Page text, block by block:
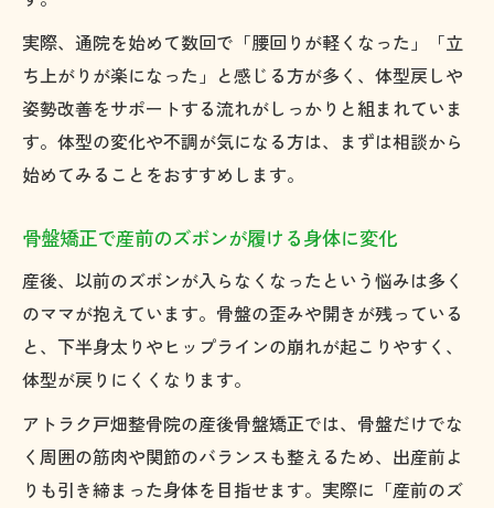
実際、通院を始めて数回で「腰回りが軽くなった」「立
ち上がりが楽になった」と感じる方が多く、体型戻しや
姿勢改善をサポートする流れがしっかりと組まれていま
す。体型の変化や不調が気になる方は、まずは相談から
始めてみることをおすすめします。
骨盤矯正で産前のズボンが履ける身体に変化
産後、以前のズボンが入らなくなったという悩みは多く
のママが抱えています。骨盤の歪みや開きが残っている
と、下半身太りやヒップラインの崩れが起こりやすく、
体型が戻りにくくなります。
アトラク戸畑整骨院の産後骨盤矯正では、骨盤だけでな
く周囲の筋肉や関節のバランスも整えるため、出産前よ
りも引き締まった身体を目指せます。実際に「産前のズ